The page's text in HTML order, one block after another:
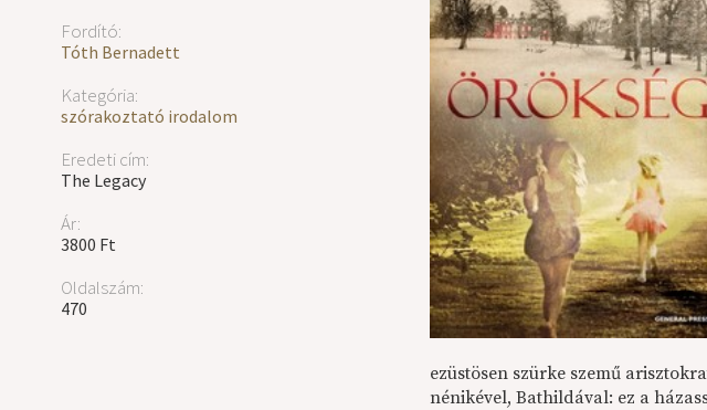
Fordító:
Tóth Bernadett
Kategória:
szórakoztató irodalom
Eredeti cím:
The Legacy
Ár:
3800 Ft
Oldalszám:
470
ezüstösen szürke szemű
nénikével, Bathildával: ez a